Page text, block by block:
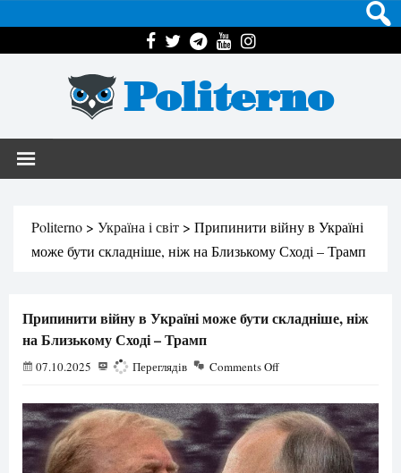
Politerno
Politerno > Україна і світ > Припинити війну в Україні
може бути складніше, ніж на Близькому Сході – Трамп
Припинити війну в Україні може бути складніше, ніж
на Близькому Сході – Трамп
07.10.2025 578 Переглядів Comments Off